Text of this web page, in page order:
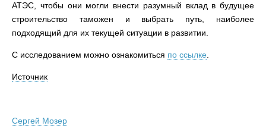
АТЭС, чтобы они могли внести разумный вклад в будущее
строительство таможен и выбрать путь, наиболее
подходящий для их текущей ситуации в развитии.
С исследованием можно ознакомиться по ссылке
Источник
Сергей Мозер